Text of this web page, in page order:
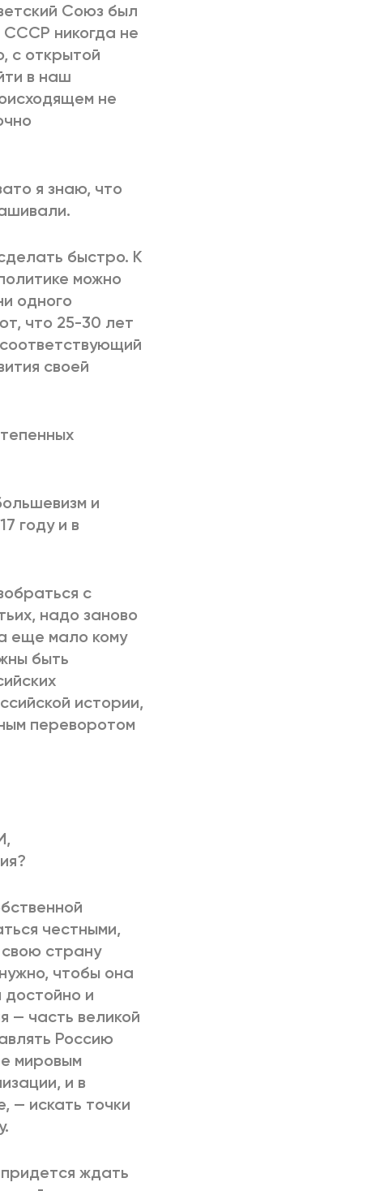
Союз был
никогда не
с открытой
в наш
не
я знаю, что
быстро. К
можно
одного
что 25-30 лет
своей
и
году и в
с
надо заново
еще мало кому
быть
истории,
переворотом
честными,
страну
чтобы она
и
— часть великой
Россию
мировым
и в
— искать точки
ждать